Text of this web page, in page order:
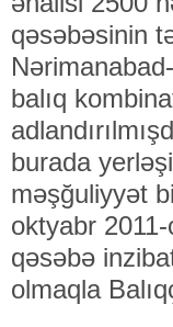
qəsəbəsinin
balıq
burada
məşğuliyyət
oktyabr
qəsəbə
olmaqla